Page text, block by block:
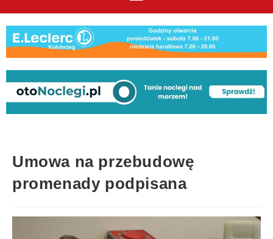
Umowa na przebudowę
promenady podpisana